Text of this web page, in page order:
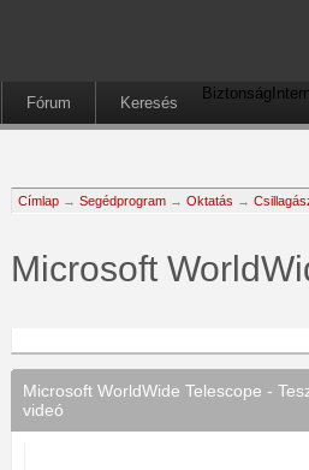
Fórum Keresés
Biztonság
Címlap → Segédprogram → Oktatás →
Microsoft
Microsoft WorldWide Telescope -
videó